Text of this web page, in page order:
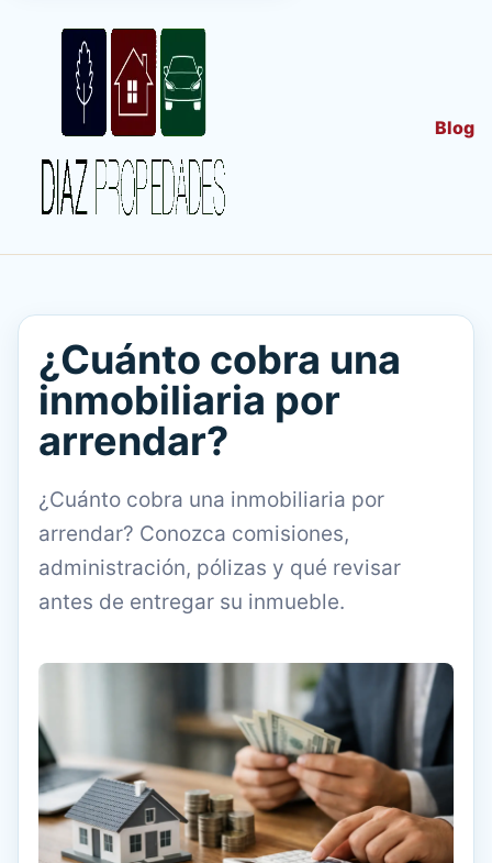
Blog
¿Cuánto cobra una
inmobiliaria por
arrendar?
¿Cuánto cobra una inmobiliaria por
arrendar? Conozca comisiones,
administración, pólizas y qué revisar
antes de entregar su inmueble.